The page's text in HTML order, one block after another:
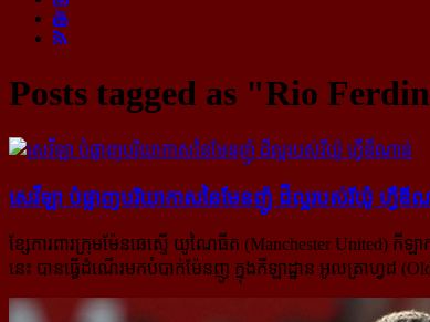
Posts tagged as "Rio
សេវីឡា បំផ្លាញ​បរិយាកាស​នៃមែនញ៉ូ ដ៏​ល្អ​របស់​រីយ៉ូ ហ្វឺឌី
ខ្សែការពារក្រុមម៉ែនឆេស្ទើ យូណៃធីត (Manchester United)
នេះ បានធ្វើដំណើរមកបំបាក់ម៉ែនញូ ក្នុងកីឡាដ្ឋាន អូលត្រាហ្វ